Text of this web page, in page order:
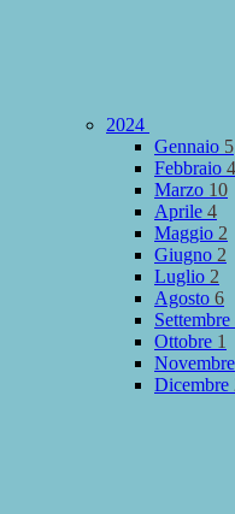
2024
Gennaio 5
Febbraio 4
Marzo 10
Aprile 4
Maggio 2
Giugno 2
Luglio 2
Agosto 6
Settembre
Ottobre 1
Novembre
Dicembre